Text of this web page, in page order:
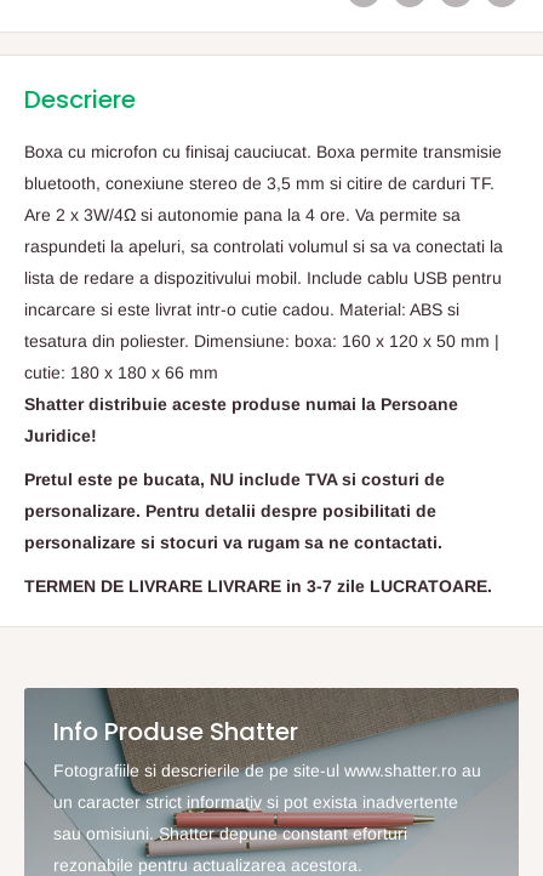
Descriere
Boxa cu microfon cu finisaj cauciucat. Boxa permite transmisie
bluetooth, conexiune stereo de 3,5 mm si citire de carduri TF.
Are 2 x 3W/4Ω si autonomie pana la 4 ore. Va permite sa
raspundeti la apeluri, sa controlati volumul si sa va conectati la
lista de redare a dispozitivului mobil. Include cablu USB pentru
incarcare si este livrat intr-o cutie cadou. Material: ABS si
tesatura din poliester. Dimensiune: boxa: 160 x 120 x 50 mm |
cutie: 180 x 180 x 66 mm
Shatter distribuie aceste produse numai la Persoane
Juridice!
Pretul este pe bucata, NU include TVA si costuri de
personalizare. Pentru detalii despre posibilitati de
personalizare si stocuri va rugam sa ne contactati.
TERMEN DE LIVRARE LIVRARE in 3-7 zile LUCRATOARE.
Info Produse Shatter
Fotografiile si descrierile de pe site-ul www.shatter.ro au
un caracter strict informativ si pot exista inadvertente
sau omisiuni. Shatter depune constant eforturi
rezonabile pentru actualizarea acestora.